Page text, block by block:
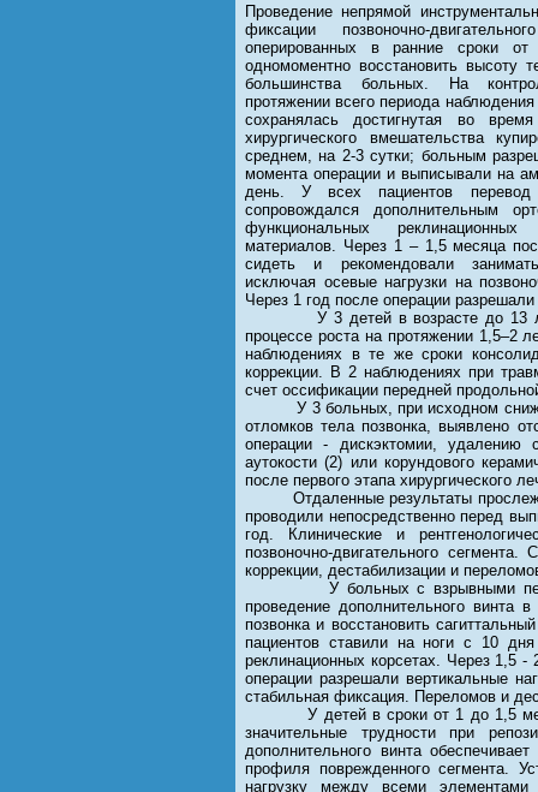
Проведение непрямой
фиксации позвоночно-
оперированных в ранние сроки
одномоментно восстановить высоту
большинства больных. На
протяжении всего периода
сохранялась достигнутая во
хирургического вмешательства
среднем, на 2-3 сутки; больным
момента операции и выписывали на
день. У всех пациентов перевод
сопровождался дополнительным
функциональных
материалов. Через 1 – 1,5 месяца
сидеть и рекомендовали
исключая осевые нагрузки на
Через 1 год после операции
У 3 детей в возрасте до 13 лет с
процессе роста на протяжении 1,5–2
наблюдениях в те же сроки
коррекции. В 2 наблюдениях при
счет оссификации передней
У 3 больных, при исходном
отломков тела позвонка, выявлено
операции - дискэктомии, удалению
аутокости (2) или корундового
после первого этапа хирургического
Отдаленные результаты
проводили непосредственно перед
год. Клинические и
позвоночно-двигательного
коррекции, дестабилизации и
У больных с взрывными
проведение дополнительного винта
позвонка и восстановить
пациентов ставили на ноги с 10
реклинационных корсетах. Через 1,5
операции разрешали вертикальные
стабильная фиксация. Переломов и
У детей в сроки от 1 до 1,5
значительные трудности при
дополнительного винта
профиля поврежденного сегмента.
нагрузку между всеми элементами